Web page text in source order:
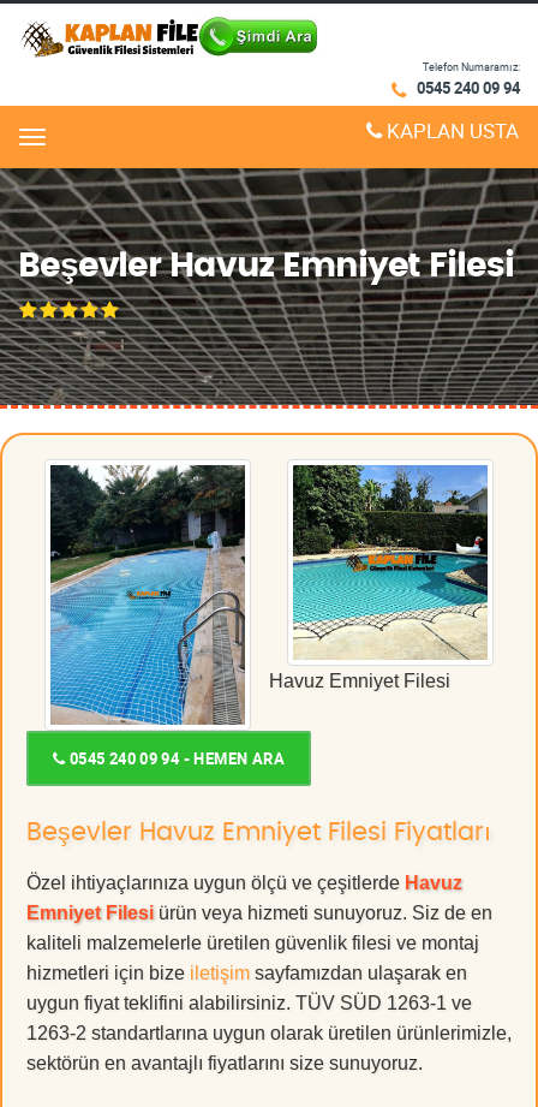
Telefon Numaramız:
0545 240 09 94
Menu KAPLAN USTA
Beşevler Havuz Emniyet Filesi
Havuz Emniyet Filesi
0545 240 09 94 - HEMEN ARA
Beşevler Havuz Emniyet Filesi Fiyatları
Özel ihtiyaçlarınıza uygun ölçü ve çeşitlerde Havuz
Emniyet Filesi ürün veya hizmeti sunuyoruz. Siz de en
kaliteli malzemelerle üretilen güvenlik filesi ve montaj
hizmetleri için bize iletişim sayfamızdan ulaşarak en
uygun fiyat teklifini alabilirsiniz. TÜV SÜD 1263-1 ve
1263-2 standartlarına uygun olarak üretilen ürünlerimizle,
sektörün en avantajlı fiyatlarını size sunuyoruz.